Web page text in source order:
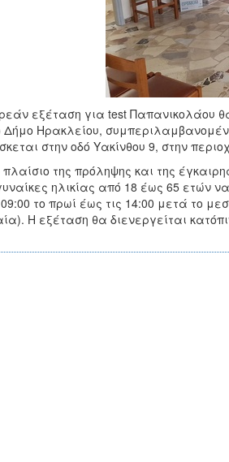
εξέταση για test Παπανικολάου
Δήμο Ηρακλείου,
στην οδό Υακίνθου 9, στην
πλαίσιο της πρόληψης και της
ηλικίας από 18 έως 65 ετών
09:00 το πρωί έως τις 14:00 μετά το
Η εξέταση θα διενεργείται